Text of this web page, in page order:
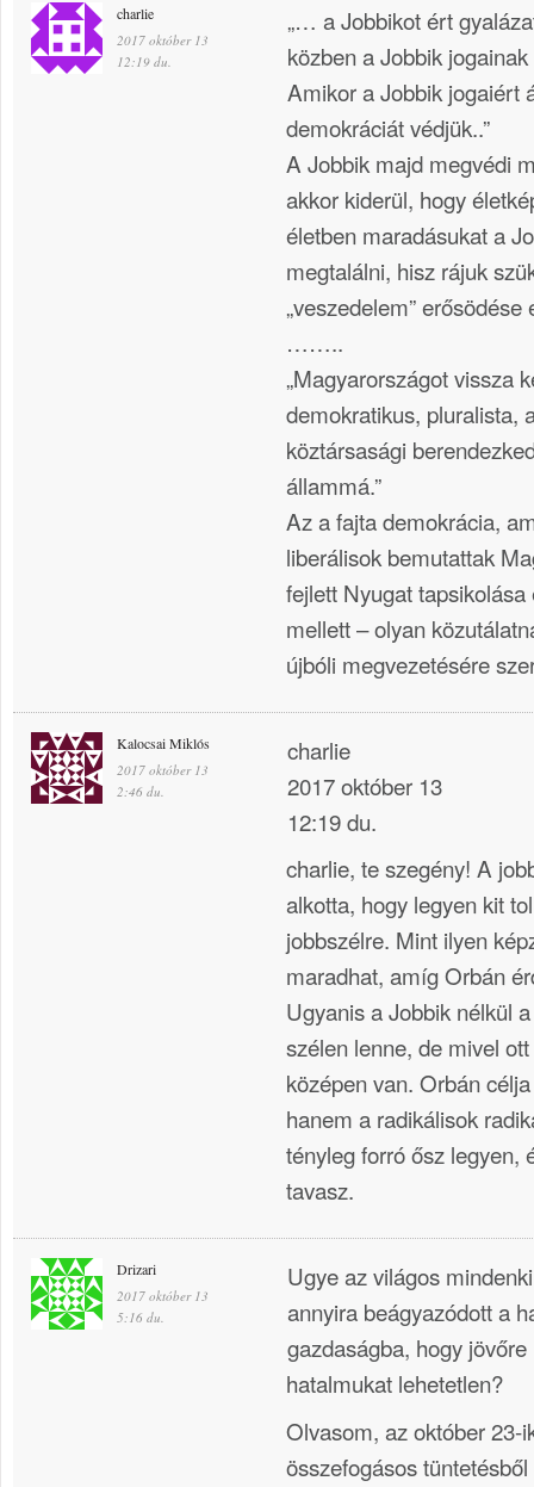
charlie
2017 október 13
12:19 du.
„… a Jobbikot ért
közben a Jobbik
Amikor a Jobbik jogaiért
demokráciát védjük..”
A Jobbik majd megvédi
akkor kiderül, hogy
életben maradásukat a
megtalálni, hisz rájuk
„veszedelem” erősödése
……..
„Magyarországot vissza
demokratikus, pluralista,
köztársasági
állammá.”
Az a fajta demokrácia,
liberálisok bemutattak
fejlett Nyugat
mellett – olyan
újbóli megvezetésére
Kalocsai Miklós
2017 október 13
2:46 du.
charlie
2017 október 13
12:19 du.
charlie, te szegény! A
alkotta, hogy legyen kit
jobbszélre. Mint ilyen
maradhat, amíg Orbán
Ugyanis a Jobbik nélkül
szélen lenne, de mivel
középen van. Orbán
hanem a radikálisok
tényleg forró ősz legyen,
tavasz.
Drizari
2017 október 13
5:16 du.
Ugye az világos
annyira beágyazódott a
gazdaságba, hogy
hatalmukat lehetetlen?
Olvasom, az október 23-
összefogásos